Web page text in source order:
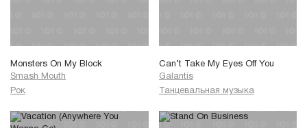
Monsters On My Block
Smash Mouth
Рок
Can’t Take My Eyes Off You
Galantis
Танцевальная музыка